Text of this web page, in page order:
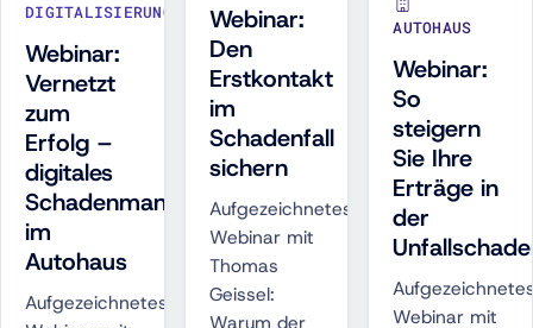
DIGITALISIERUNG
Webinar:
Vernetzt
zum
Erfolg –
digitales
Schadenmanagement
im
Autohaus
Aufgezeichnetes
Webinar:
Den
Erstkontakt
im
Schadenfall
sichern
Aufgezeichnetes
Webinar mit
Thomas
Geissel:
Warum der
AUTOHAUS
Webinar:
So
steigern
Sie Ihre
Erträge in
der
Webinar mit